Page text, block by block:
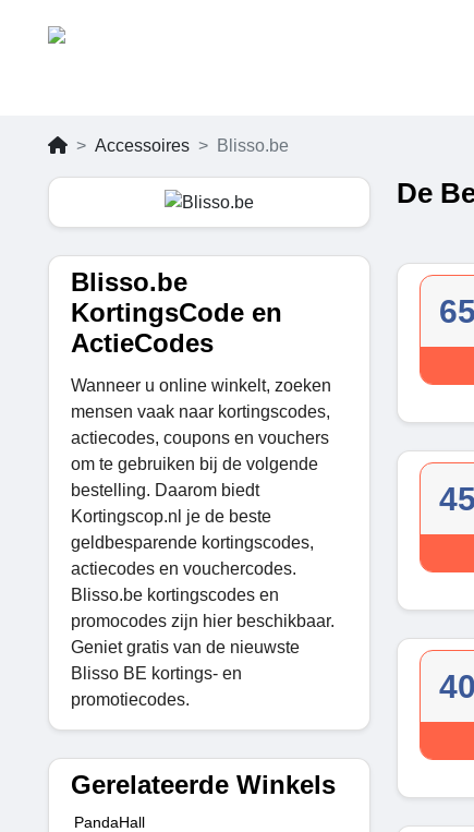
Accessoires Blisso.be
Blisso.be
KortingsCode en
ActieCodes
Wanneer u online winkelt, zoeken
mensen vaak naar kortingscodes,
actiecodes, coupons en vouchers
om te gebruiken bij de volgende
bestelling. Daarom biedt
Kortingscop.nl je de beste
geldbesparende kortingscodes,
actiecodes en vouchercodes.
Blisso.be kortingscodes en
promocodes zijn hier beschikbaar.
Geniet gratis van de nieuwste
Blisso BE kortings- en
promotiecodes.
Gerelateerde Winkels
PandaHall
De